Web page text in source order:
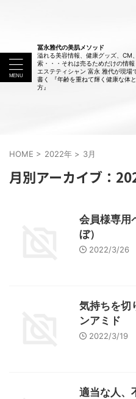
冨永雅代の美肌メソッド
溢れる美容情報、健康グッズ、CM
索・・・それは売るためだけの情
エステティシャン 富永 雅代が現場
書く 『年齢を重ねて輝く健康な体
方』
HOME > 2022年 > 3月
月別アーカイブ：
会員様専用
ぼ）
2022/3/26
気持ちを切
ンアミド
2022/3/19
適当な人、